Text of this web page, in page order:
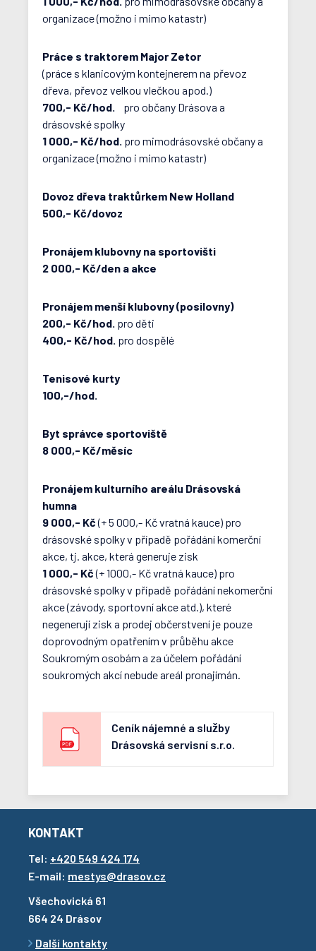
organizace (možno i mimo katastr)
Práce s traktorem Major Zetor
(práce s klanicovým kontejnerem na převoz
dřeva, převoz velkou vlečkou apod.)
700,- Kč/hod.
pro občany Drásova a
drásovské spolky
1 000,- Kč/hod. pro mimodrásovské občany a
organizace (možno i mimo katastr)
Dovoz dřeva traktůrkem New Holland
500,- Kč/dovoz
Pronájem klubovny na sportovišti
2 000,- Kč/den a akce
Pronájem menší klubovny (posilovny)
200,- Kč/hod. pro děti
400,- Kč/hod. pro dospělé
Tenisové kurty
100,-/hod.
Byt správce sportoviště
8 000,- Kč/měsíc
Pronájem kulturního areálu Drásovská
humna
9 000,- Kč(+ 5 000,- Kč vratná kauce) pro
drásovské spolky v případě pořádání komerční
akce, tj. akce, která generuje zisk
1 000,- Kč(+ 1000,- Kč vratná kauce) pro
drásovské spolky v případě pořádání nekomerční
akce (závody, sportovní akce atd.), které
negenerují zisk a prodej občerstvení je pouze
doprovodným opatřením v průběhu akce
Soukromým osobám a za účelem pořádání
soukromých akcí nebude areál pronajímán.
Ceník nájemné a služby
Drásovská servisní s.r.o.
KONTAKT
Tel: +420 549 424 174
E-mail: mestys@drasov.cz
Všechovická 61
664 24 Drásov
Další kontakty